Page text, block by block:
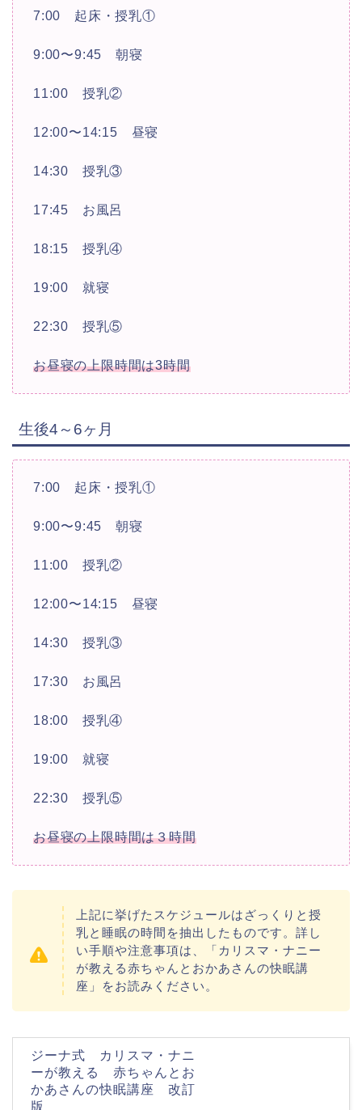
7:00 起床・授乳①
9:00〜9:45 朝寝
11:00 授乳②
12:00〜14:15 昼寝
14:30 授乳③
17:45 お風呂
18:15 授乳④
19:00 就寝
22:30 授乳⑤
お昼寝の上限時間は3時間
生後4～6ヶ月
7:00 起床・授乳①
9:00〜9:45 朝寝
11:00 授乳②
12:00〜14:15 昼寝
14:30 授乳③
17:30 お風呂
18:00 授乳④
19:00 就寝
22:30 授乳⑤
お昼寝の上限時間は３時間
上記に挙げたスケジュールはざっくりと授
乳と睡眠の時間を抽出したものです。 詳し
い手順や注意事項は、「カリスマ・ナニー
が教える赤ちゃんとおかあさんの快眠講
座」をお読みください。
ジーナ式 カリスマ・ナニ
ーが教える 赤ちゃんとお
かあさんの快眠講座 改訂
版